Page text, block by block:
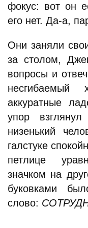
фокус: вот он
его нет. Да-а,
Они заняли
за столом,
вопросы и
несгибаемый
аккуратные
упор
низенький
галстуке
петлице
значком на
буковками
слово: